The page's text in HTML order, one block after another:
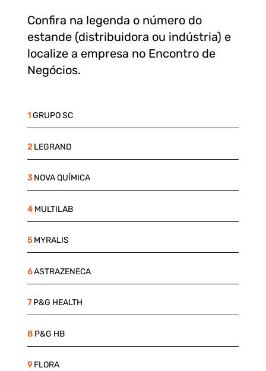
Confira na legenda o número do
estande (distribuidora ou indústria) e
localize a empresa no Encontro de
Negócios.
1GRUPO SC
2LEGRAND
3NOVA QUÍMICA
4MULTILAB
5MYRALIS
6ASTRAZENECA
7P&G HEALTH
8P&G HB
9FLORA